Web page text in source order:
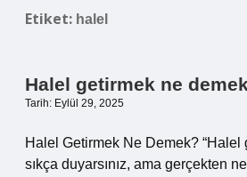
Etiket: halel
Halel getirmek ne
Tarih: Eylül 29, 2025
Halel Getirmek Ne Demek? “Halel
sıkça duyarsınız, ama gerçekten